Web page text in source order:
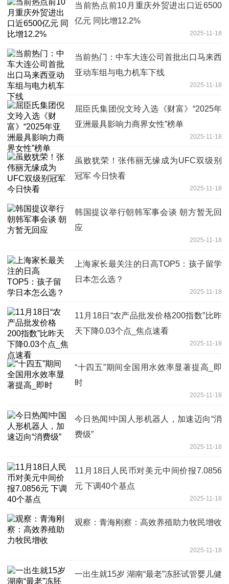
当前热点前10月重庆外贸进出口近6500
亿元 同比增12.2%
2025-11-18
当前热门：中车大连公司首批出口马来西
亚动车组与电力机车下线
2025-11-18
屈臣氏集团倪文玲入选《财富》“2025年
亚洲最具影响力商界女性”榜单
2025-11-18
虽败犹荣！张伟丽无缘成为UFC双级别
冠军 今日快看
2025-11-18
韩国提议举行朝韩军事会谈 朝方暂无回
应
2025-11-18
上海家长最关注的日高TOP5：孩子留学
日本怎么选？
2025-11-18
11月18日“农产品批发价格200指数”比昨
天下降0.03个点_焦点速看
2025-11-18
“十四五”期间全国用水效率显著提高_即
时
2025-11-18
今日热闻!中国人形机器人，加速迈向“消
费级”
2025-11-18
11月18日人民币对美元中间价报7.0856
元 下调40个基点
2025-11-18
观察：青海刚察：高效养殖助力牧民增收
2025-11-18
一出生就15岁 湖南“最老”冻胚试管婴儿健